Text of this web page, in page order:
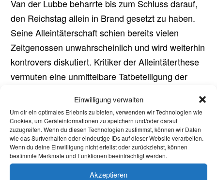
Einwilligung verwalten
Um dir ein optimales Erlebnis zu bieten, verwenden wir Technologien wie
Cookies, um Geräteinformationen zu speichern und/oder darauf
zuzugreifen. Wenn du diesen Technologien zustimmst, können wir Daten
wie das Surfverhalten oder eindeutige IDs auf dieser Website verarbeiten.
Wenn du deine Einwilligung nicht erteilst oder zurückziehst, können
bestimmte Merkmale und Funktionen beeinträchtigt werden.
Akzeptieren
Van der Lubbe beharrte bis zum Schluss darauf,
den Reichstag allein in Brand gesetzt zu haben.
Seine Alleintäterschaft schien bereits vielen
Zeitgenossen unwahrscheinlich und wird weiterhin
kontrovers diskutiert. Kritiker der Alleintäterthese
vermuten eine unmittelbare Tatbeteiligung der
Januar 1934 auf Basis eines eigens für ihn
geschaffenem Gesetz wegen „Hochverrats in
Tateinheit mit vorsätzlicher Brandstiftung“
hingerichtet. Erst 2007 wurde das Urteil von der
Bundesrepublik endgültig aufgehoben.